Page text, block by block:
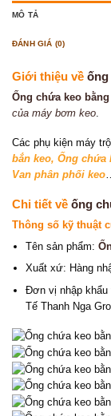
MÔ TẢ
ĐÁNH GIÁ (0)
Giới thiệu về ống
Ống chứa keo
của máy bơm keo.
Các phụ kiện máy
bắn keo, Ống chứa
Van phân phối keo
Chi tiết về ống
Thông số kỹ thuật
Tên sản phẩm:
Xuất xứ: Hàng
Đơn vị nhập khẩu
Tế Thanh Nga